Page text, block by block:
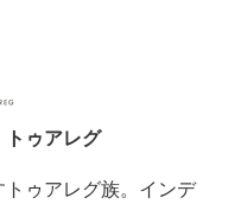
ゥアレグ
ゥアレグ族。インデ